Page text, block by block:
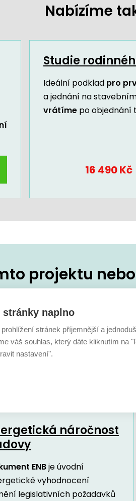
Nabízíme
Studie
Ideální podklad pro
a jednání na
vrátímepo objednání
16 490 Kč
projektu
náročnost
ENBje úvodní
vyhodnocení
legislativních požadavků
stránky naplno
stránek příjemnější a
váš souhlas, který dáte kliknutím na
nastavení".